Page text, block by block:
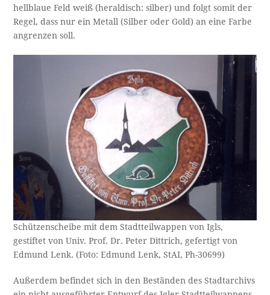
hellblaue Feld weiß (heraldisch: silber) und folgt somit der
Regel, dass nur ein Metall (Silber oder Gold) an eine Farbe
angrenzen soll.
Schützenscheibe mit dem Stadtteilwappen von Igls,
gestiftet von Univ. Prof. Dr. Peter Dittrich, gefertigt von
Edmund Lenk. (Foto: Edmund Lenk, StAI, Ph-30699)
Außerdem befindet sich in den Beständen des Stadtarchivs